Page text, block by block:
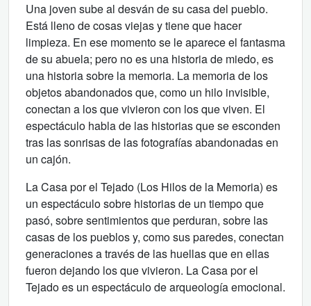
Una joven sube al desván de su casa del pueblo.
Está lleno de cosas viejas y tiene que hacer
limpieza. En ese momento se le aparece el fantasma
de su abuela; pero no es una historia de miedo, es
una historia sobre la memoria. La memoria de los
objetos abandonados que, como un hilo invisible,
conectan a los que vivieron con los que viven. El
espectáculo habla de las historias que se esconden
tras las sonrisas de las fotografías abandonadas en
un cajón.
La Casa por el Tejado (Los Hilos de la Memoria) es
un espectáculo sobre historias de un tiempo que
pasó, sobre sentimientos que perduran, sobre las
casas de los pueblos y, como sus paredes, conectan
generaciones a través de las huellas que en ellas
fueron dejando los que vivieron. La Casa por el
Tejado es un espectáculo de arqueología emocional.